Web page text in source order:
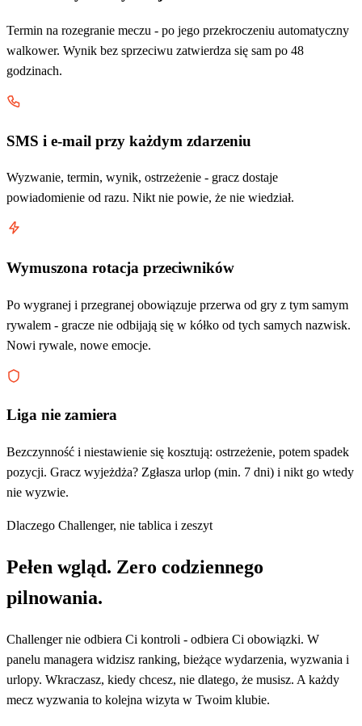
Termin na rozegranie meczu - po jego przekroczeniu automatyczny
walkower. Wynik bez sprzeciwu zatwierdza się sam po 48
godzinach.
SMS i e-mail przy każdym zdarzeniu
Wyzwanie, termin, wynik, ostrzeżenie - gracz dostaje
powiadomienie od razu. Nikt nie powie, że nie wiedział.
Wymuszona rotacja przeciwników
Po wygranej i przegranej obowiązuje przerwa od gry z tym samym
rywalem - gracze nie odbijają się w kółko od tych samych nazwisk.
Nowi rywale, nowe emocje.
Liga nie zamiera
Bezczynność i niestawienie się kosztują: ostrzeżenie, potem spadek
pozycji. Gracz wyjeżdża? Zgłasza urlop (min. 7 dni) i nikt go wtedy
nie wyzwie.
Dlaczego Challenger, nie tablica i zeszyt
Pełen wgląd. Zero codziennego
pilnowania.
Challenger nie odbiera Ci kontroli - odbiera Ci obowiązki. W
panelu managera widzisz ranking, bieżące wydarzenia, wyzwania i
urlopy. Wkraczasz, kiedy chcesz, nie dlatego, że musisz. A każdy
mecz wyzwania to kolejna wizyta w Twoim klubie.